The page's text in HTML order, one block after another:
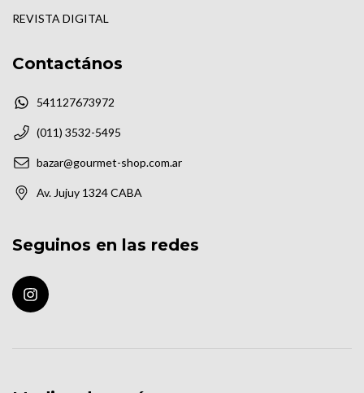
REVISTA DIGITAL
Contactános
541127673972
(011) 3532-5495
bazar@gourmet-shop.com.ar
Av. Jujuy 1324 CABA
Seguinos en las redes